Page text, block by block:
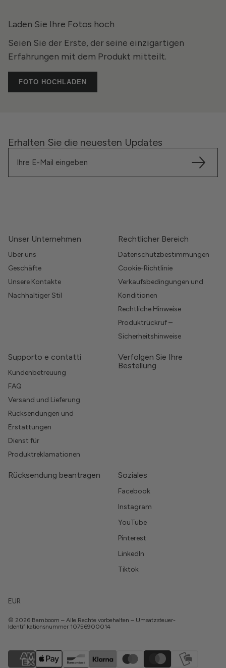
Laden Sie Ihre Fotos hoch
Seien Sie der Erste, der seine einzigartigen
Erfahrungen mit dem Produkt mitteilt.
FOTO HOCHLADEN
Erhalten Sie die neuesten Updates
Unser Unternehmen
Über uns
Geschäfte
Unsere Kontakte
Nachhaltiger Stil
Rechtlicher Bereich
Datenschutzbestimmungen
Cookie-Richtlinie
Verkaufsbedingungen und
Konditionen
Rechtliche Hinweise
Produktrückruf –
Sicherheitshinweise
Supporto e contatti
Kundenbetreuung
FAQ
Versand und Lieferung
Rücksendungen und
Erstattungen
Dienst für
Produktreklamationen
Verfolgen Sie Ihre
Bestellung
Rücksendung beantragen Soziales
Facebook
Instagram
YouTube
Pinterest
LinkedIn
Tiktok
EUR
© 2026 Bamboom – Alle Rechte vorbehalten – Umsatzsteuer-
Identifikationsnummer 10756900014